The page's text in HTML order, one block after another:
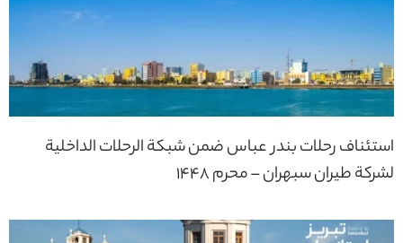
استئناف رحلات بندر عباس ضمن شبكة الرحلات الداخلية
لشركة طيران سبهران – محرم 1448